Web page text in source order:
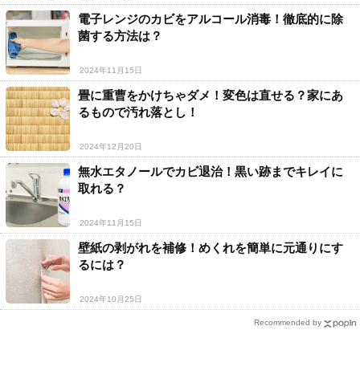
電子レンジのカビをアルコール消毒！徹底的に除
菌する方法は？
2024年11月15日
畳に重曹をかけちゃダメ！変色は直せる？家にあ
るもので汚れ落とし！
2024年12月20日
無水エタノールでカビ退治！黒い跡までキレイに
取れる？
2024年11月15日
壁紙の剥がれを補修！めくれを簡単に元通りにす
るには？
2024年10月25日
Recommended by